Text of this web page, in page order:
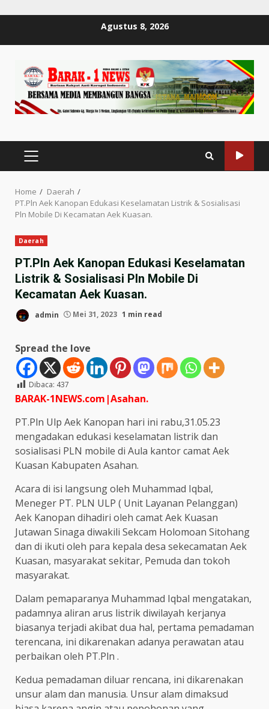
Agustus 8, 2026
PRIMARY
MENU
Home
Daerah
PT.Pln Aek Kanopan Edukasi Keselamatan Listrik & Sosialisasi
Pln Mobile Di Kecamatan Aek Kuasan.
Daerah
PT.Pln Aek Kanopan Edukasi Keselamatan
Listrik & Sosialisasi Pln Mobile Di
Kecamatan Aek Kuasan.
admin Mei 31, 2023 1 min read
Spread the love
Dibaca: 437
BARAK-1NEWS.com|Asahan.
PT.Pln Ulp Aek Kanopan hari ini rabu,31.05.23
mengadakan edukasi keselamatan listrik dan
sosialisasi PLN mobile di Aula kantor camat Aek
Kuasan Kabupaten Asahan.
Acara di isi langsung oleh Muhammad Iqbal,
Meneger PT. PLN ULP ( Unit Layanan Pelanggan)
Aek Kanopan dihadiri oleh camat Aek Kuasan
Jutawan Sinaga diwakili Sekcam Holomoan Sitohang
dan di ikuti oleh para kepala desa sekecamatan Aek
Kuasan, masyarakat sekitar, Pemuda dan tokoh
masyarakat.
Dalam pemaparanya Muhammad Iqbal mengatakan,
padamnya aliran arus listrik diwilayah kerjanya
biasanya terjadi akibat dua hal, pertama pemadaman
terencana, ini dikarenakan adanya perawatan atau
perbaikan oleh PT.Pln .
Kedua pemadaman diluar rencana, ini dikarenakan
unsur alam dan manusia. Unsur alam dimaksud